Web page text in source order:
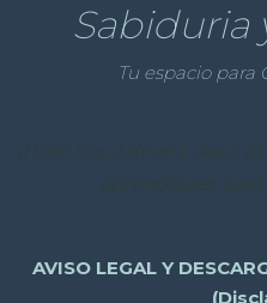
Sabiduria
Tu espacio para
¡Hola! Soy Adriana. Aquí
aprendizajes
AVISO LEGAL Y